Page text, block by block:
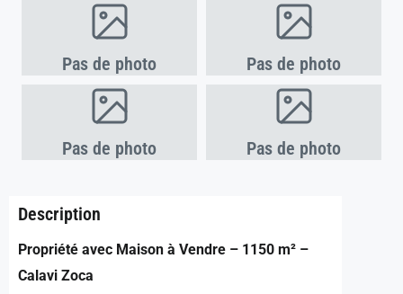
Pas de photo Pas de photo
Pas de photo Pas de photo
Description
Propriété avec Maison à Vendre – 1150 m² –
Calavi Zoca